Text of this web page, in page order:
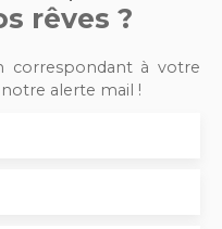
rêves ?
correspondant à votre
alerte mail !